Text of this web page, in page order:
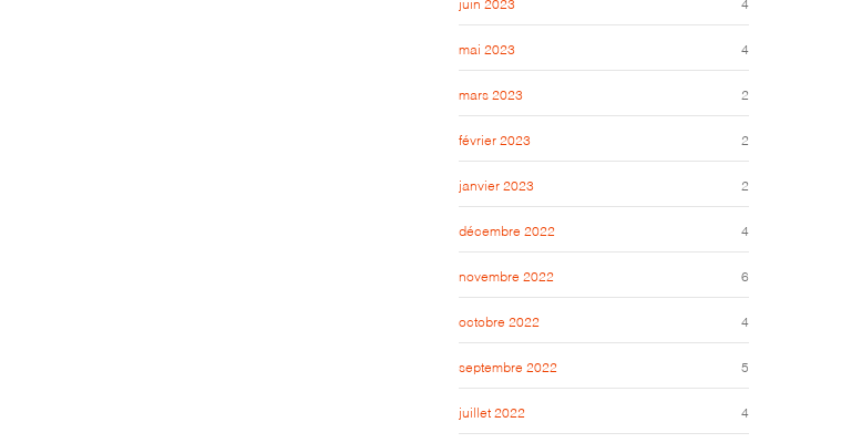
juin 2023 4
mai 2023 4
mars 2023 2
février 2023 2
janvier 2023 2
décembre 2022 4
novembre 2022 6
octobre 2022 4
septembre 2022 5
juillet 2022 4